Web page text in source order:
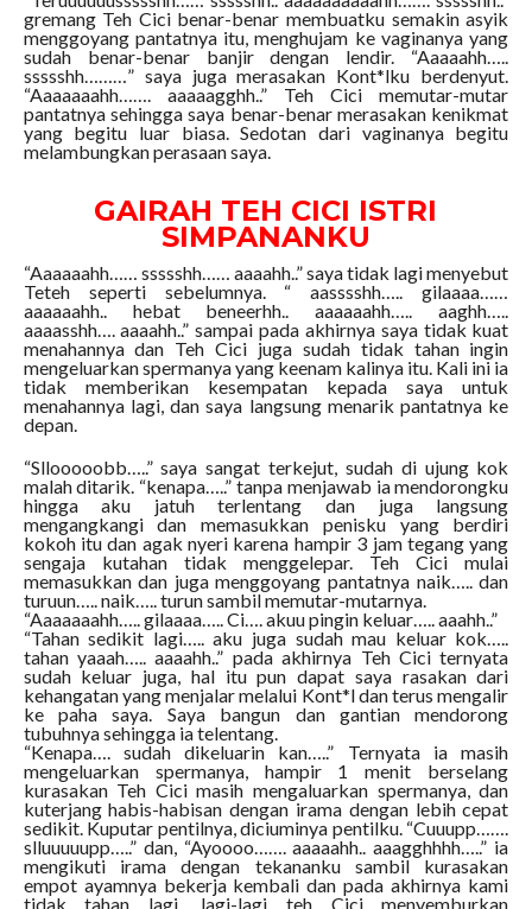
gremang Teh Cici benar-benar membuatku semakin asyik
menggoyang pantatnya itu, menghujam ke vaginanya yang
sudah benar-benar banjir dengan lendir. “Aaaaahh…..
ssssshh………” saya juga merasakan Kont*lku berdenyut.
“Aaaaaaahh……. aaaaagghh..” Teh Cici memutar-mutar
pantatnya sehingga saya benar-benar merasakan kenikmat
yang begitu luar biasa. Sedotan dari vaginanya begitu
melambungkan perasaan saya.
GAIRAH TEH CICI ISTRI
SIMPANANKU
“Aaaaaahh…… ssssshh…… aaaahh..” saya tidak lagi menyebut
Teteh seperti sebelumnya. “ aasssshh….. gilaaaa……
aaaaaahh.. hebat beneerhh.. aaaaaahh….. aaghh…..
aaaasshh…. aaaahh..” sampai pada akhirnya saya tidak kuat
menahannya dan Teh Cici juga sudah tidak tahan ingin
mengeluarkan spermanya yang keenam kalinya itu. Kali ini ia
tidak memberikan kesempatan kepada saya untuk
menahannya lagi, dan saya langsung menarik pantatnya ke
depan.
“Sllooooobb…..” saya sangat terkejut, sudah di ujung kok
malah ditarik. “kenapa…..” tanpa menjawab ia mendorongku
hingga aku jatuh terlentang dan juga langsung
mengangkangi dan memasukkan penisku yang berdiri
kokoh itu dan agak nyeri karena hampir 3 jam tegang yang
sengaja kutahan tidak menggelepar. Teh Cici mulai
memasukkan dan juga menggoyang pantatnya naik….. dan
turuun….. naik….. turun sambil memutar-mutarnya.
“Aaaaaaahh….. gilaaaa….. Ci…. akuu pingin keluar….. aaahh..”
“Tahan sedikit lagi….. aku juga sudah mau keluar kok…..
tahan yaaah….. aaaahh..” pada akhirnya Teh Cici ternyata
sudah keluar juga, hal itu pun dapat saya rasakan dari
kehangatan yang menjalar melalui Kont*l dan terus mengalir
ke paha saya. Saya bangun dan gantian mendorong
tubuhnya sehingga ia telentang.
“Kenapa…. sudah dikeluarin kan…..” Ternyata ia masih
mengeluarkan spermanya, hampir 1 menit berselang
kurasakan Teh Cici masih mengaluarkan spermanya, dan
kuterjang habis-habisan dengan irama dengan lebih cepat
sedikit. Kuputar pentilnya, diciuminya pentilku. “Cuuupp…….
slluuuuupp…..” dan, “Ayoooo……. aaaaahh.. aaagghhhh…..” ia
mengikuti irama dengan tekananku sambil kurasakan
empot ayamnya bekerja kembali dan pada akhirnya kami
tidak tahan lagi, lagi-lagi teh Cici menyemburkan